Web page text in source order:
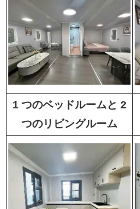
1 つのベッドルームと 2
つのリビングルーム